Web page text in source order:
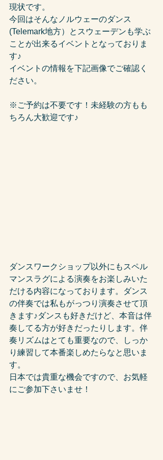
現状です。
今回はそんなノルウェーのダンス
(Telemark地方）とスウェーデンも学ぶ
ことが出来るイベントとなっておりま
す♪
イベントの情報を下記画像でご確認く
ださい。
※ご予約は不要です！未経験の方もも
ちろん大歓迎です♪
ダンスワークショップ以外にもスペル
マンスラグによる演奏をお楽しみいた
だける内容になっております。ダンス
の伴奏では私もがっつり演奏させて頂
きます♪ダンスも好きだけど、本音は伴
奏してる方が好きだったりします。伴
奏リズムはとても重要なので、しっか
り練習して本番楽しめたらなと思いま
す。
日本では貴重な機会ですので、お気軽
にご参加下さいませ！